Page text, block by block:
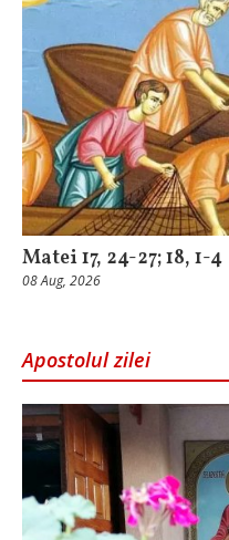
Matei 17, 24-27; 18, 1-4
08 Aug, 2026
Apostolul zilei